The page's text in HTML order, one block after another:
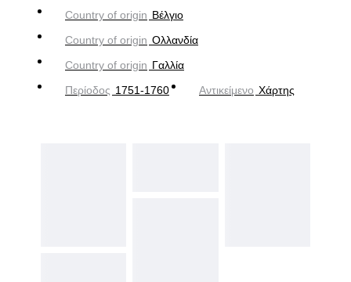
Country of origin Βέλγιο
Country of origin Ολλανδία
Country of origin Γαλλία
Περίοδος 1751-1760 Αντικείμενο Χάρτης